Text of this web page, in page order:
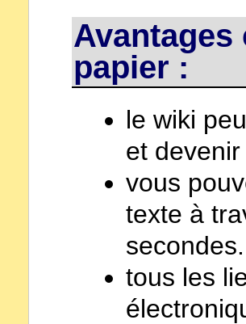
Avantages
papier :
le wiki
et
vous
texte à
secondes.
tous les